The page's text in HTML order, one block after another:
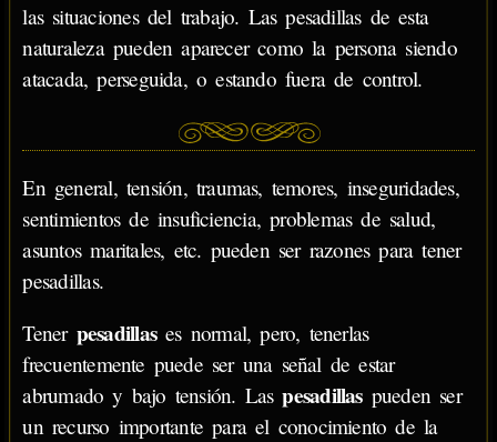
las situaciones del trabajo. Las pesadillas de esta
naturaleza pueden aparecer como la persona siendo
atacada, perseguida, o estando fuera de control.
En general, tensión, traumas, temores, inseguridades,
sentimientos de insuficiencia, problemas de salud,
asuntos maritales, etc. pueden ser razones para tener
pesadillas.
Tener pesadillases normal, pero, tenerlas
frecuentemente puede ser una señal de estar
abrumado y bajo tensión. Laspesadillaspueden ser
un recurso importante para el conocimiento de la